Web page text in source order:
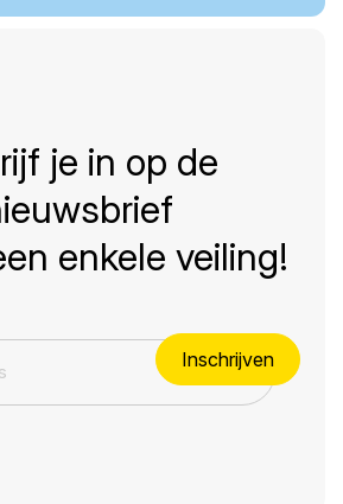
je in op de
enkele veiling!
Inschrijven